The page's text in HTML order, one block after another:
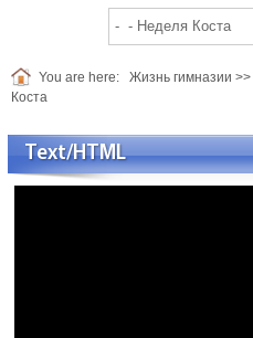
You are here: Жизнь гимназии >>
Коста
Text/HTML